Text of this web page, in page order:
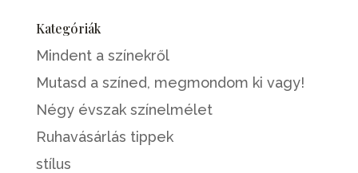
Kategóriák
Mindent a színekről
Mutasd a színed, megmondom ki vagy!
Négy évszak színelmélet
Ruhavásárlás tippek
stílus